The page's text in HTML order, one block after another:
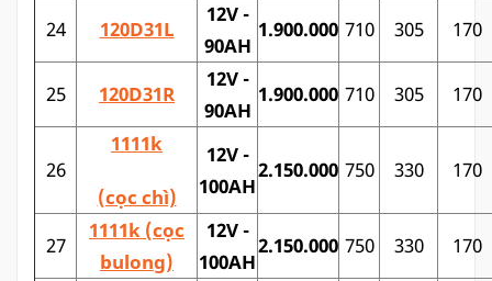
24 120D31L
12V -
90AH
1.900.000 710 305 170
25 120D31R
12V -
90AH
1.900.000 710 305 170
26
1111k
(cọc chì)
12V -
100AH
2.150.000 750 330 170
27
1111k (cọc
bulong)
12V -
100AH
2.150.000 750 330 170